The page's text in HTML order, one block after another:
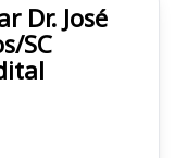
Dr. José
SC